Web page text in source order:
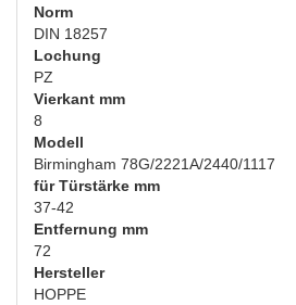
Norm
DIN 18257
Lochung
PZ
Vierkant mm
8
Modell
Birmingham 78G/2221A/2440/1117
für Türstärke mm
37-42
Entfernung mm
72
Hersteller
HOPPE